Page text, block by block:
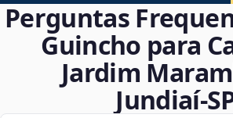
Perguntas
Guincho para
Jardim